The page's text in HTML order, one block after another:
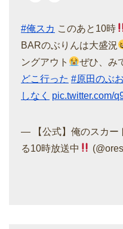
#俺スカ このあと10時
BARのぶりんは大盛況
ングアウト
ぜひ、み
どこ行った #原田のぶお
しなく
pic.twitter.com/
— 【公式】俺のスカー
る10時放送中